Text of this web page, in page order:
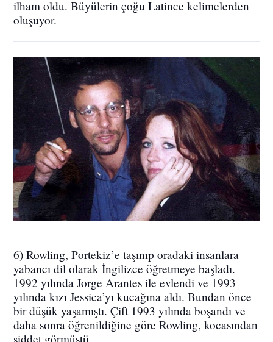
ilham oldu. Büyülerin çoğu Latince kelimelerden
oluşuyor.
6) Rowling, Portekiz’e taşınıp oradaki insanlara
yabancı dil olarak İngilizce öğretmeye başladı.
1992 yılında Jorge Arantes ile evlendi ve 1993
yılında kızı Jessica’yı kucağına aldı. Bundan önce
bir düşük yaşamıştı. Çift 1993 yılında boşandı ve
daha sonra öğrenildiğine göre Rowling, kocasından
şiddet görmüştü.